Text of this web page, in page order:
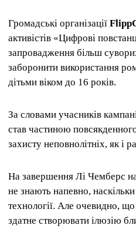
Громадські організації
активістів «Цифрові
запровадження більш
заборонити використання
дітьми віком до 16 років.
За словами учасників
став частиною
захисту неповнолітніх, як і
На завершення Лі Чемберс
не знають напевно,
технології. Але очевидно, що
здатне створювати ілюзію